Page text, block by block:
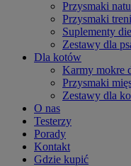
Przysmaki
Przysmaki
Suplementy
Zestawy dla
Dla kotów
Karmy mokre
Przysmaki
Zestawy dla
O nas
Testerzy
Porady
Kontakt
Gdzie kupić